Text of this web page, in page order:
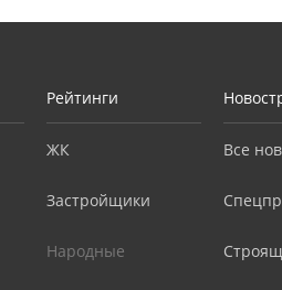
Рейтинги
ЖК
Застройщики
Народные
Все